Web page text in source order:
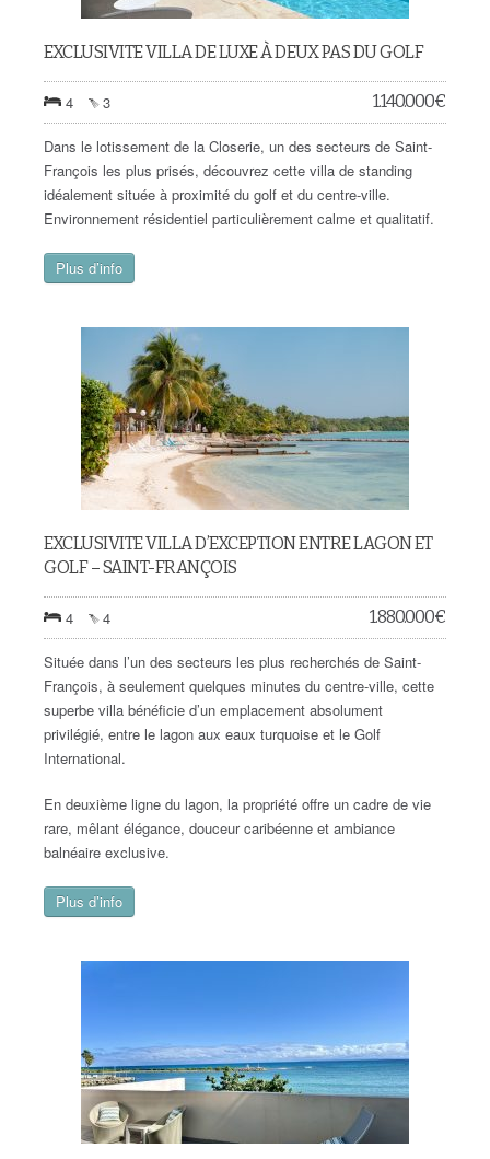
EXCLUSIVITE VILLA DE LUXE À DEUX PAS DU GOLF
4 3 1.140.000€
Dans le lotissement de la Closerie, un des secteurs de Saint-
François les plus prisés, découvrez cette villa de standing
idéalement située à proximité du golf et du centre-ville.
Environnement résidentiel particulièrement calme et qualitatif.
Plus d’info
EXCLUSIVITE VILLA D’EXCEPTION ENTRE LAGON ET
GOLF – SAINT-FRANÇOIS
4 4 1.880.000€
Située dans l’un des secteurs les plus recherchés de Saint-
François, à seulement quelques minutes du centre-ville, cette
superbe villa bénéficie d’un emplacement absolument
privilégié, entre le lagon aux eaux turquoise et le Golf
International.
En deuxième ligne du lagon, la propriété offre un cadre de vie
rare, mêlant élégance, douceur caribéenne et ambiance
balnéaire exclusive.
Plus d’info